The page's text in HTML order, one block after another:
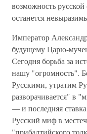
возможность
останется
Император
будущему Царю-
Сегодня борьба за
нашу "огромность".
Русскими, утратим
разворачивается" в
— и последняя
Русский миф в
"прибалтийского